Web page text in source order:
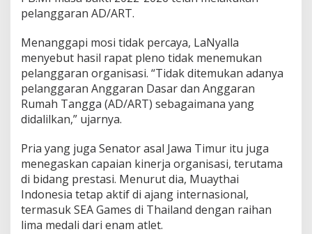
pelanggaran AD/ART.
Menanggapi mosi tidak percaya, LaNyalla
menyebut hasil rapat pleno tidak menemukan
pelanggaran organisasi. “Tidak ditemukan adanya
pelanggaran Anggaran Dasar dan Anggaran
Rumah Tangga (AD/ART) sebagaimana yang
didalilkan,” ujarnya.
Pria yang juga Senator asal Jawa Timur itu juga
menegaskan capaian kinerja organisasi, terutama
di bidang prestasi. Menurut dia, Muaythai
Indonesia tetap aktif di ajang internasional,
termasuk SEA Games di Thailand dengan raihan
lima medali dari enam atlet.